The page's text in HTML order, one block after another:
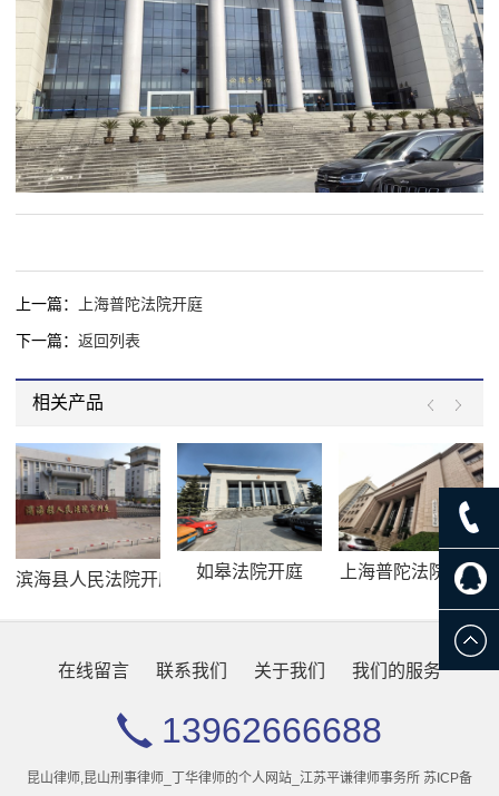
上一篇： 上海普陀法院开庭
下一篇： 返回列表
相关产品
滨海县人民法院开庭 如皋法院开庭 上海普陀法院开庭
在线留言 联系我们 关于我们 我们的服务
13962666688
昆山律师,昆山刑事律师_丁华律师的个人网站_江苏平谦律师事务所 苏ICP备